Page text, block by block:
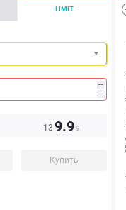
LIMIT
13 9.99
Купить